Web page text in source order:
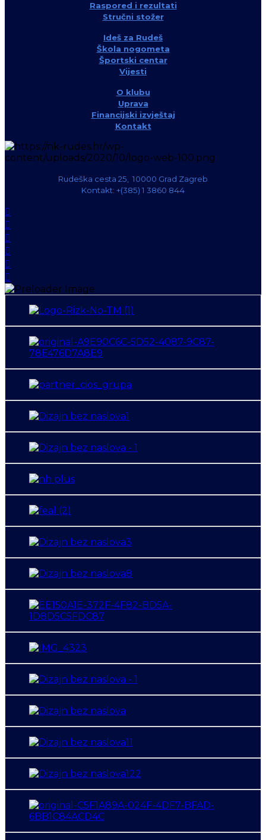
Raspored i rezultati
Stručni stožer
Ideš za Rudeš
Škola nogometa
Športski centar
Vijesti
O klubu
Uprava
Financijski izvještaj
Kontakt
Rudeška cesta 25, 10000 Grad Zagreb
Kontakt: +(385) 1 3860 844